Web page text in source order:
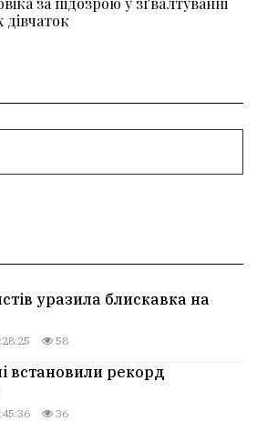
дівчаток
уразила блискавка на
58
встановили рекорд
36